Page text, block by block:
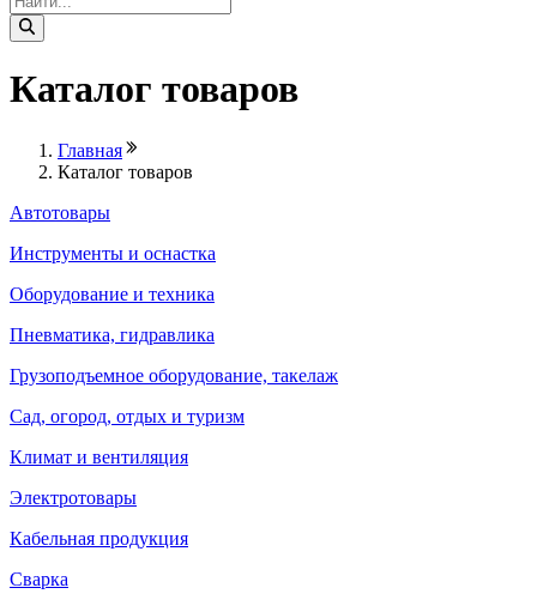
Каталог товаров
Главная
Каталог товаров
Автотовары
Инструменты и оснастка
Оборудование и техника
Пневматика, гидравлика
Грузоподъемное оборудование, такелаж
Сад, огород, отдых и туризм
Климат и вентиляция
Электротовары
Кабельная продукция
Сварка